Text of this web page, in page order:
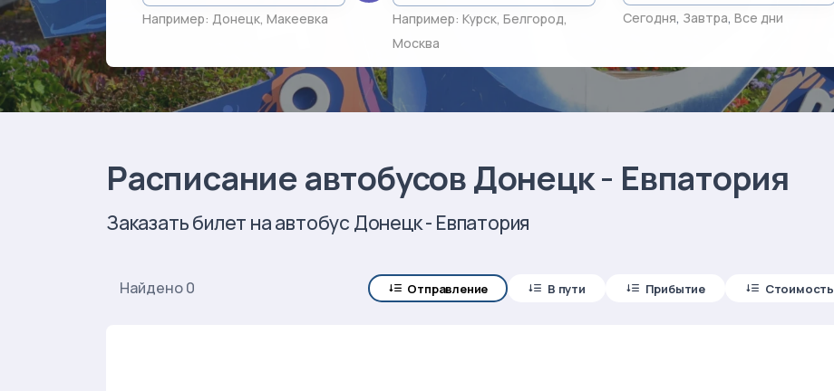
Например: Донецк, Макеевка Например: Курск, Белгород,
Москва
Сегодня, Завтра, Все дни
Расписание автобусов Донецк - Евпатория
Заказать билет на автобус Донецк - Евпатория
Найдено 0 Отправление В пути Прибытие Стоимость